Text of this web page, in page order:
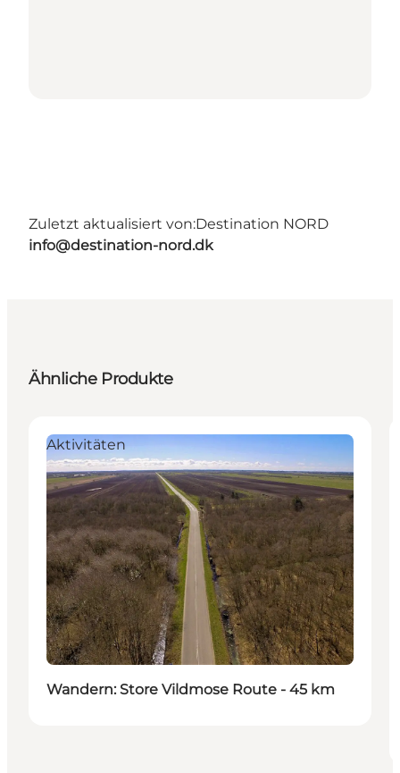
Zuletzt aktualisiert von:Destination NORD
info@destination-nord.dk
Ähnliche Produkte
Aktivitäten
Wandern: Store Vildmose Route - 45 km